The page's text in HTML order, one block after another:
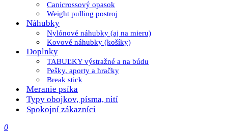
Canicrossový opasok
Weight pulling postroj
Náhubky
Nylónové náhubky (aj na mieru)
Kovové náhubky (košíky)
Doplnky
TABUĽKY výstražné a na búdu
Pešky, aporty a hračky
Break stick
Meranie psíka
Typy obojkov, písma, nití
Spokojní zákazníci
0